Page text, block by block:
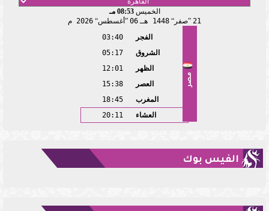
الخميس08:53 مـ
21 صفر 1448 هـ 06 أغسطس 2026 م
مصر
الفجر
03:40
الشروق
05:17
الظهر
12:01
العصر
15:38
المغرب
18:45
العشاء
20:11
الفيس بوك